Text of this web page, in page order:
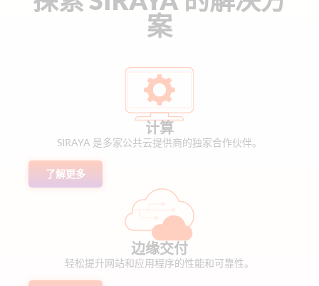
案
计算
SIRAYA 是多家公共云提供商的独家合作伙伴。
了解更多
边缘交付
轻松提升网站和应用程序的性能和可靠性。